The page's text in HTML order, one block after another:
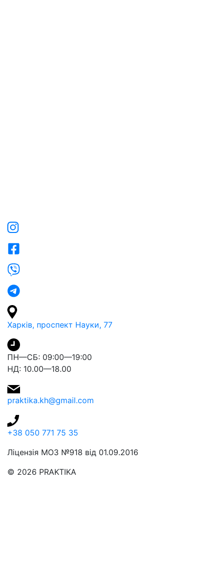
Харків, проспект Науки, 77
ПН—СБ: 09:00—19:00
НД: 10.00—18.00
praktika.kh@gmail.com
+38 050 771 75 35
Ліцензія МОЗ №918 від 01.09.2016
© 2026 PRAKTIKA